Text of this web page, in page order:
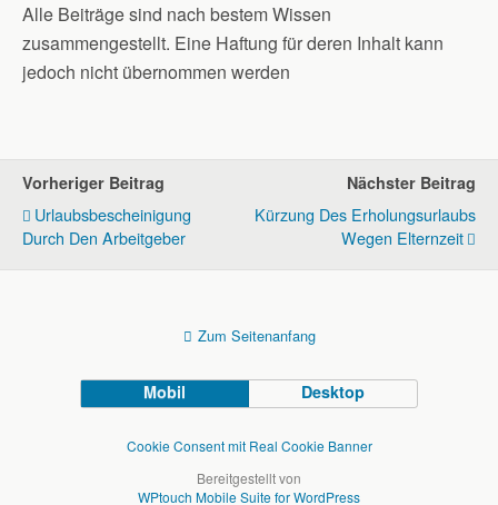
Alle Beiträge sind nach bestem Wissen
zusammengestellt. Eine Haftung für deren Inhalt kann
jedoch nicht übernommen werden
Vorheriger Beitrag
Urlaubsbescheinigung
Durch Den Arbeitgeber
Nächster Beitrag
Kürzung Des Erholungsurlaubs
Wegen Elternzeit
Zum Seitenanfang
Mobil Desktop
Cookie Consent mit Real Cookie Banner
Bereitgestellt von
WPtouch Mobile Suite for WordPress